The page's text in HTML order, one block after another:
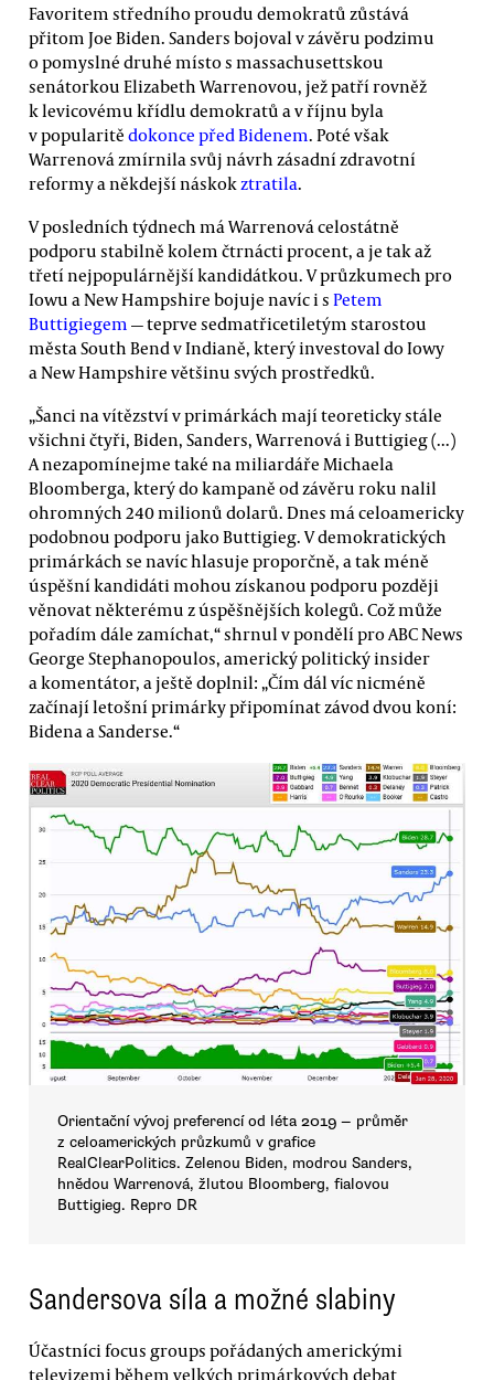
Favoritem středního proudu demokratů zůstává
přitom Joe Biden. Sanders bojoval v závěru podzimu
o pomyslné druhé místo s massachusettskou
senátorkou Elizabeth Warrenovou, jež patří rovněž
k levicovému křídlu demokratů a v říjnu byla
v popularitě dokonce před Bidenem. Poté však
Warrenová zmírnila svůj návrh zásadní zdravotní
reformy a někdejší náskok ztratila.
V posledních týdnech má Warrenová celostátně
podporu stabilně kolem čtrnácti procent, a je tak až
třetí nejpopulárnější kandidátkou. V průzkumech pro
Iowu a New Hampshire bojuje navíc i s Petem
Buttigiegem — teprve sedmatřicetiletým starostou
města South Bend v Indianě, který investoval do Iowy
a New Hampshire většinu svých prostředků.
„Šanci na vítězství v primárkách mají teoreticky stále
všichni čtyři, Biden, Sanders, Warrenová i Buttigieg (...)
A nezapomínejme také na miliardáře Michaela
Bloomberga, který do kampaně od závěru roku nalil
ohromných 240 milionů dolarů. Dnes má celoamericky
podobnou podporu jako Buttigieg. V demokratických
primárkách se navíc hlasuje proporčně, a tak méně
úspěšní kandidáti mohou získanou podporu později
věnovat některému z úspěšnějších kolegů. Což může
pořadím dále zamíchat,“ shrnul v pondělí pro ABC News
George Stephanopoulos, americký politický insider
a komentátor, a ještě doplnil: „Čím dál víc nicméně
začínají letošní primárky připomínat závod dvou koní:
Bidena a Sanderse.“
Orientační vývoj preferencí od léta 2019 — průměr
z celoamerických průzkumů v grafice
RealClearPolitics. Zelenou Biden, modrou Sanders,
hnědou Warrenová, žlutou Bloomberg, fialovou
Buttigieg. Repro DR
Sandersova síla a možné slabiny
Účastníci focus groups pořádaných americkými
televizemi během velkých primárkových debat